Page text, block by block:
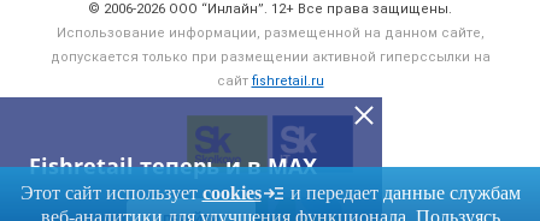
Fishretail теперь и в MAX
© 2006‑2026 ООО “Инлайн”. 12+ Все права защищены.
Использование информации, размещенной на данном сайте,
допускается только при размещении активной гиперссылки на
сайт fishretail.ru
Этот сайт использует cookies
и передает данные службам
веб-аналитики для улучшения функционала. Пользуясь